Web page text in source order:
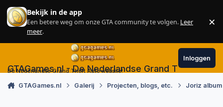
Skip to content
Bekijk in de app
Een betere weg om onze GTA community te volgen. Leer
meer.
×
GTAGames.nl - De Nederlandse Grand Theft Auto
De Nederlandse Grand Theft Auto website!
Inloggen
GTAGames.nl Galerij Projecten, blogs, etc. Joriz album